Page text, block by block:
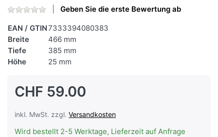
Geben Sie die erste Bewertung ab
EAN / GTIN7333394080383
Breite
466 mm
Tiefe
385 mm
Höhe
25 mm
CHF 59.00
inkl. MwSt. zzgl. Versandkosten
Wird bestellt 2-5 Werktage, Lieferzeit auf Anfrage